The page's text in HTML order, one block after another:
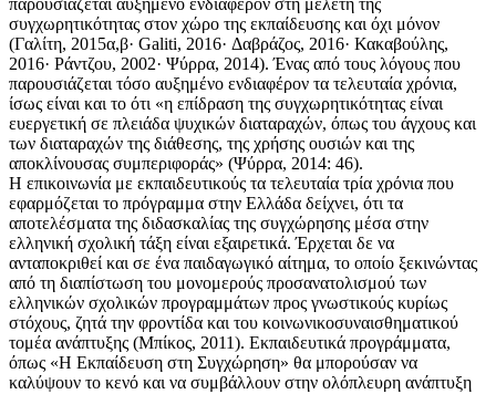
παρουσιάζεται αυξημένο ενδιαφέρον στη μελέτη της
συγχωρητικότητας στον χώρο της εκπαίδευσης και όχι μόνον
(Γαλίτη, 2015α,β· Galiti, 2016· Δαβράζος, 2016· Κακαβούλης,
2016· Ράντζου, 2002· Ψύρρα, 2014). Ένας από τους λόγους που
παρουσιάζεται τόσο αυξημένο ενδιαφέρον τα τελευταία χρόνια,
ίσως είναι και το ότι «η επίδραση της συγχωρητικότητας είναι
ευεργετική σε πλειάδα ψυχικών διαταραχών, όπως του άγχους και
των διαταραχών της διάθεσης, της χρήσης ουσιών και της
αποκλίνουσας συμπεριφοράς» (Ψύρρα, 2014: 46).
Η επικοινωνία με εκπαιδευτικούς τα τελευταία τρία χρόνια που
εφαρμόζεται το πρόγραμμα στην Ελλάδα δείχνει, ότι τα
αποτελέσματα της διδασκαλίας της συγχώρησης μέσα στην
ελληνική σχολική τάξη είναι εξαιρετικά. Έρχεται δε να
ανταποκριθεί και σε ένα παιδαγωγικό αίτημα, το οποίο ξεκινώντας
από τη διαπίστωση του μονομερούς προσανατολισμού των
ελληνικών σχολικών προγραμμάτων προς γνωστικούς κυρίως
στόχους, ζητά την φροντίδα και του κοινωνικοσυναισθηματικού
τομέα ανάπτυξης (Μπίκος, 2011). Εκπαιδευτικά προγράμματα,
όπως «Η Εκπαίδευση στη Συγχώρηση» θα μπορούσαν να
καλύψουν το κενό και να συμβάλλουν στην ολόπλευρη ανάπτυξη